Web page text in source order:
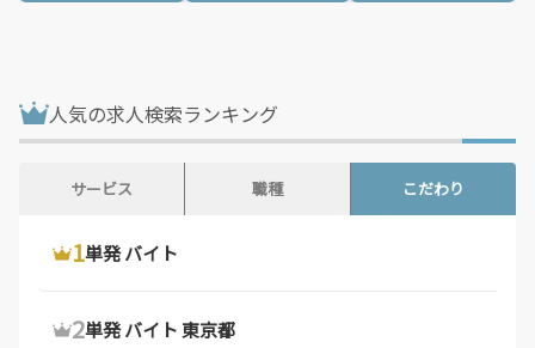
人気の求人検索ランキング
サービス
1ウーバーイーツ 配達員
2ウーバーイーツ バイト
職種
1ドライバー 求人
2デリバリー バイト
こだわり
1単発 バイト
2単発 バイト 東京都